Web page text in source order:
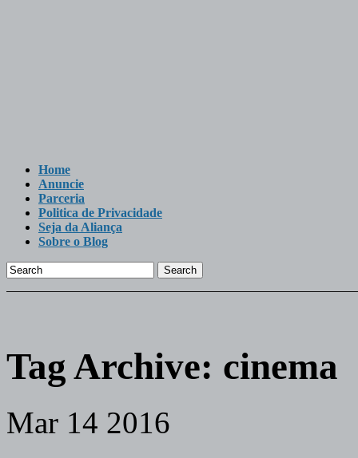
Home
Anuncie
Parceria
Politica de Privacidade
Seja da Aliança
Sobre o Blog
Search
Tag Archive: cinema
Mar 14 2016